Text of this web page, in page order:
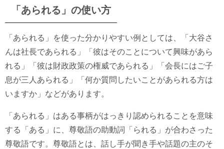
「あられる」の使い方
「あられる」を使った分かりやすい例としては、「大谷さ
んは社長であられる」「彼はそのことについて興味があら
れる」「彼は財政政策の権威であられる」「会長にはご子
息が三人あられる」「何か質問したいことがあられる方は
いますか」などがあります。
「あられる」はある事柄がはっきり認められることを意味
する「ある」に、尊敬語の助動詞「られる」が合わさった
尊敬語です。尊敬語とは、話し手が聞き手や話題の主のそ